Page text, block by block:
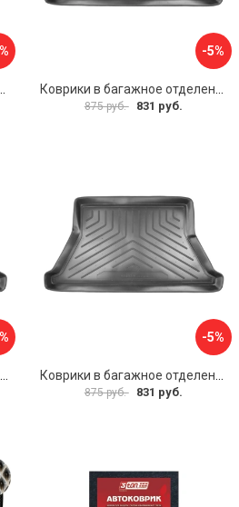
UNIDEC NPL-Po-59-48
-5%
Коврики в багажное отделение для Hyundai Tucson IV (2021) (евро короткая база) UNIDEC NPA00-E31-736
875 руб. 831 руб.
-5%
875 руб. 831 руб.